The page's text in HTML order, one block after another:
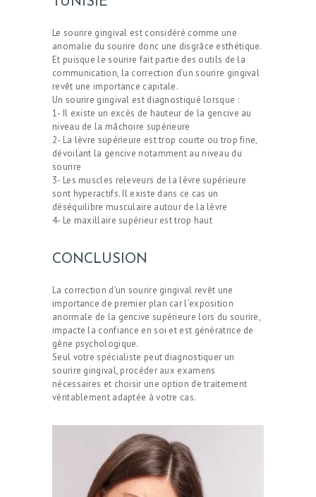
CHIRURGIE
ESTHÉTIQUE
INTERVENTIONS
MÉDECINS
TARIFS
A PROPOS
SÉJOUR
DEMANDE DE
Le sourire gingival est considéré comme une
anomalie du sourire donc une disgrâce esthétique.
Et puisque le sourire fait partie des outils de la
communication, la correction d’un sourire gingival
revêt une importance capitale.
Un sourire gingival est diagnostiqué lorsque :
1- Il existe un excès de hauteur de la gencive au
niveau de la mâchoire supérieure
2- La lèvre supérieure est trop courte ou trop fine,
dévoilant la gencive notamment au niveau du
sourire
3- Les muscles releveurs de la lèvre supérieure
sont hyperactifs. Il existe dans ce cas un
déséquilibre musculaire autour de la lèvre
4- Le maxillaire supérieur est trop haut
CONCLUSION
La correction d’un sourire gingival revêt une
importance de premier plan car l’exposition
anormale de la gencive supérieure lors du sourire,
impacte la confiance en soi et est génératrice de
gêne psychologique.
Seul votre spécialiste peut diagnostiquer un
sourire gingival, procéder aux examens
nécessaires et choisir une option de traitement
véritablement adaptée à votre cas.